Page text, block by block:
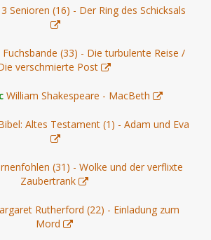
Senioren (16) - Der Ring des Schicksals
Fuchsbande (33) - Die turbulente Reise /
verschmierte Post
William Shakespeare - MacBeth
Altes Testament (1) - Adam und Eva
(31) - Wolke und der verflixte
Zaubertrank
Rutherford (22) - Einladung zum
Mord